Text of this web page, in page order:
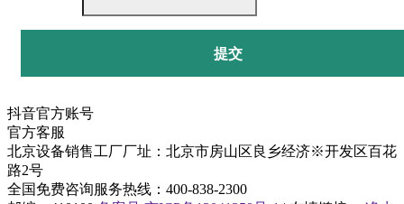
提交
抖音官方账号
官方客服
北京设备销售工厂厂址：北京市房山区良乡经济※开发区百花
路2号
全国免费咨询服务热线：400-838-2300